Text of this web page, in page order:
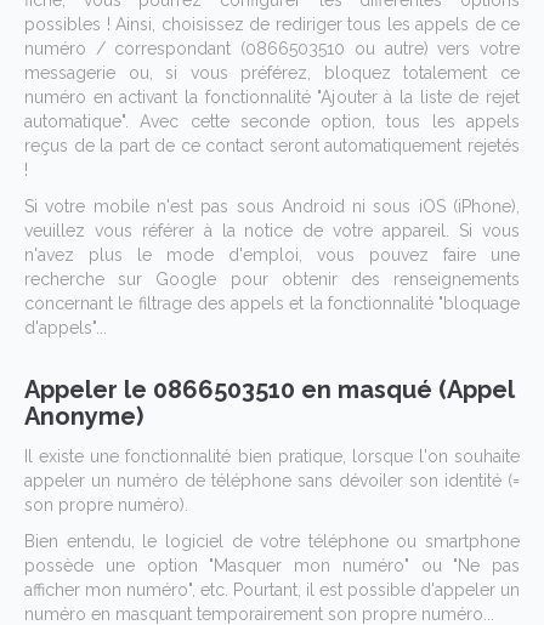
possibles ! Ainsi, choisissez de rediriger tous les appels de ce
numéro / correspondant (0866503510 ou autre) vers votre
messagerie ou, si vous préférez, bloquez totalement ce
numéro en activant la fonctionnalité "Ajouter à la liste de rejet
automatique". Avec cette seconde option, tous les appels
reçus de la part de ce contact seront automatiquement rejetés
!
Si votre mobile n'est pas sous Android ni sous iOS (iPhone),
veuillez vous référer à la notice de votre appareil. Si vous
n'avez plus le mode d'emploi, vous pouvez faire une
recherche sur Google pour obtenir des renseignements
concernant le filtrage des appels et la fonctionnalité "bloquage
d'appels"...
Appeler le 0866503510 en masqué (Appel
Anonyme)
Il existe une fonctionnalité bien pratique, lorsque l'on souhaite
appeler un numéro de téléphone sans dévoiler son identité (=
son propre numéro).
Bien entendu, le logiciel de votre téléphone ou smartphone
possède une option "Masquer mon numéro" ou "Ne pas
afficher mon numéro", etc. Pourtant, il est possible d'appeler un
numéro en masquant temporairement son propre numéro...